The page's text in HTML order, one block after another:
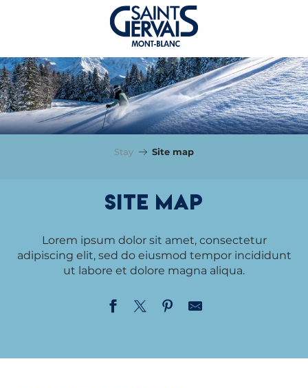
Stay Site map
Site map
Lorem ipsum dolor sit amet, consectetur
adipiscing elit, sed do eiusmod tempor incididunt
ut labore et dolore magna aliqua.